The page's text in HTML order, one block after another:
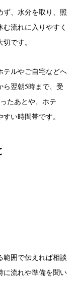
ず、水分を取り、照
流れに入りやすく
です。
テルやご自宅などへ
ら翌朝5時まで、受
たあとや、ホテ
い時間帯です。
範囲で伝えれば相談
に流れや準備を聞い